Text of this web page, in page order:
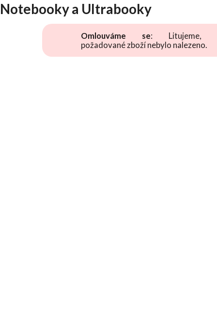
Notebooky a Ultrabooky
Omlouváme se: Litujeme,
požadované zboží nebylo nalezeno.